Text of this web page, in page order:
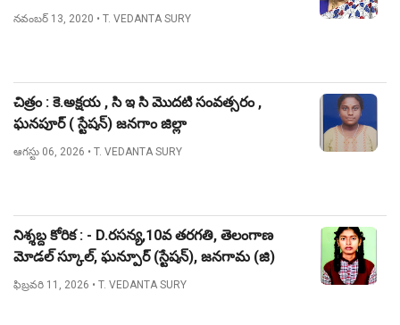
నవంబర్ 13, 2020 • T. VEDANTA SURY
చిత్రం : కె.అక్షయ , సి ఇ సి మొదటి సంవత్సరం ,
ఘనపూర్ ( స్టేషన్) జనగాం జిల్లా
ఆగస్టు 06, 2026 • T. VEDANTA SURY
నిశ్శబ్ద కోరిక : - D.రసన్య,10వ తరగతి, తెలంగాణ
మోడల్ స్కూల్, ఘన్పూర్ (స్టేషన్), జనగామ (జి)
ఫిబ్రవరి 11, 2026 • T. VEDANTA SURY